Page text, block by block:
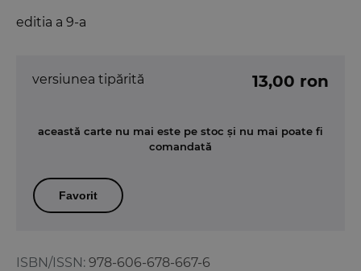
editia a 9-a
ISBN/ISSN: 978-606-678-667-6
versiunea tipărită 13,00 ron
această carte nu mai este pe stoc și nu mai poate fi
comandată
Favorit